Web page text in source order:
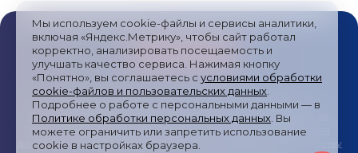
Мы используем cookie-файлы и сервисы аналитики,
включая «Яндекс.Метрику», чтобы сайт работал
корректно, анализировать посещаемость и
улучшать качество сервиса. Нажимая кнопку
«Понятно», вы соглашаетесь с условиями обработки
cookie-файлов и пользовательских данных
Подробнее о работе с персональными данными — в
Политике обработки персональных данных . Вы
можете ограничить или запретить использование
cookie в настройках браузера.
Экскурсионные туры в Адыгею из Саратова
Туры в Адыгею из Ярославля
Туры в Адыгею из Перми
Туры в Адыгею из Екатеринбурга
Публичная оферта/Пользовательское соглашение
/
Политика обработки персональных данных /Согласие на
получение рекламных сообщений/ Политика обработки
файлов cookies и метрических систем
Согласие на обработку